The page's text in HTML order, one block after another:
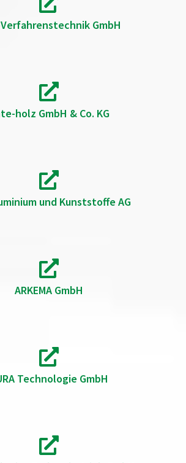
GmbH
holz GmbH & Co. KG
und Kunststoffe AG
ARKEMA GmbH
Technologie GmbH